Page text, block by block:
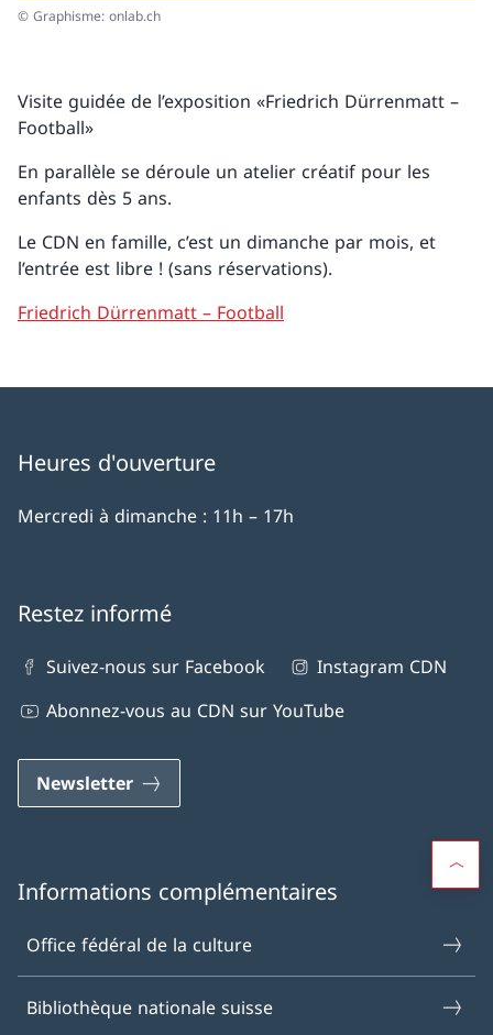
© Graphisme: onlab.ch
Visite guidée de l’exposition «Friedrich Dürrenmatt –
Football»
En parallèle se déroule un atelier créatif pour les
enfants dès 5 ans.
Le CDN en famille, c’est un dimanche par mois, et
l’entrée est libre ! (sans réservations).
Friedrich Dürrenmatt – Football
Heures d'ouverture
Mercredi à dimanche : 11h – 17h
Restez informé
Suivez-nous sur Facebook
Instagram CDN
Abonnez-vous au CDN sur YouTube
Newsletter
Informations complémentaires
Office fédéral de la culture
Bibliothèque nationale suisse